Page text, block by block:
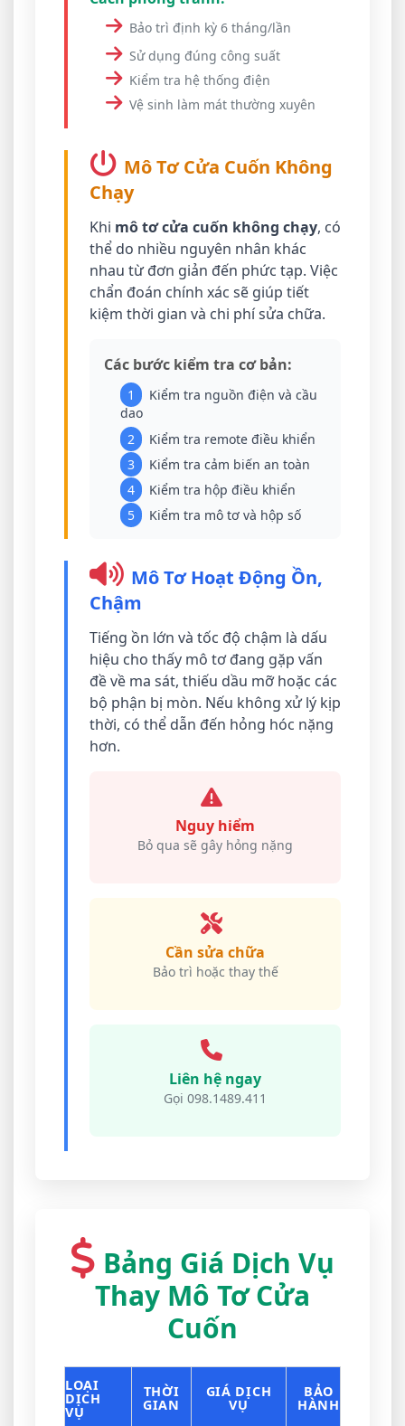
Bảo trì định kỳ 6 tháng/lần
Sử dụng đúng công suất
Kiểm tra hệ thống điện
Vệ sinh làm mát thường xuyên
Mô Tơ Cửa Cuốn Không
Chạy
Khi mô tơ cửa cuốn không chạy, có
thể do nhiều nguyên nhân khác
nhau từ đơn giản đến phức tạp. Việc
chẩn đoán chính xác sẽ giúp tiết
kiệm thời gian và chi phí sửa chữa.
Các bước kiểm tra cơ bản:
1
Kiểm tra nguồn điện và cầu
dao
2
Kiểm tra remote điều khiển
3
Kiểm tra cảm biến an toàn
4
Kiểm tra hộp điều khiển
5
Kiểm tra mô tơ và hộp số
Mô Tơ Hoạt Động Ồn,
Chậm
Tiếng ồn lớn và tốc độ chậm là dấu
hiệu cho thấy mô tơ đang gặp vấn
đề về ma sát, thiếu dầu mỡ hoặc các
bộ phận bị mòn. Nếu không xử lý kịp
thời, có thể dẫn đến hỏng hóc nặng
hơn.
Nguy hiểm
Bỏ qua sẽ gây hỏng nặng
Cần sửa chữa
Bảo trì hoặc thay thế
Liên hệ ngay
Gọi 098.1489.411
Bảng Giá Dịch Vụ
Thay Mô Tơ Cửa
Cuốn
LOẠI
DỊCH
VỤ
THỜI
GIAN
GIÁ DỊCH
VỤ
BẢO
HÀNH